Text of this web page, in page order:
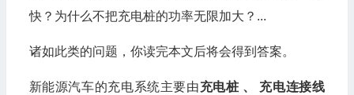
快？为什么不把充电桩的功率无限加大？...
诸如此类的问题，你读完本文后将会得到答案。
新能源汽车的充电系统主要由充电桩 、 充电连接线